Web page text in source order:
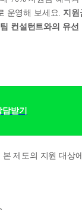
운영해 보세요. 지원
컨설턴트와의 유선
받기
제도의 지원 대상